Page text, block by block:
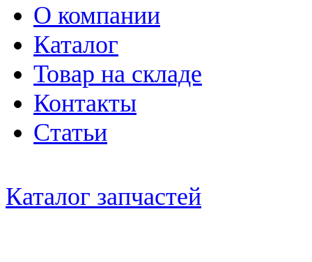
О компании
Каталог
Товар на складе
Контакты
Статьи
Каталог запчастей